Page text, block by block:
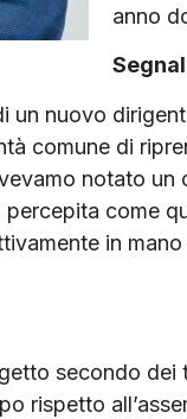
anno
un nuovo
comune di
notato
come
in
secondo
rispetto